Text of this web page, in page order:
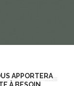
APPORTERA